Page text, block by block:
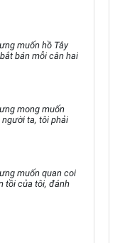
muốn hồ Tây
bán mỗi cân hai
mong muốn
ta, tôi phải
muốn quan coi
tồi của tôi, đánh